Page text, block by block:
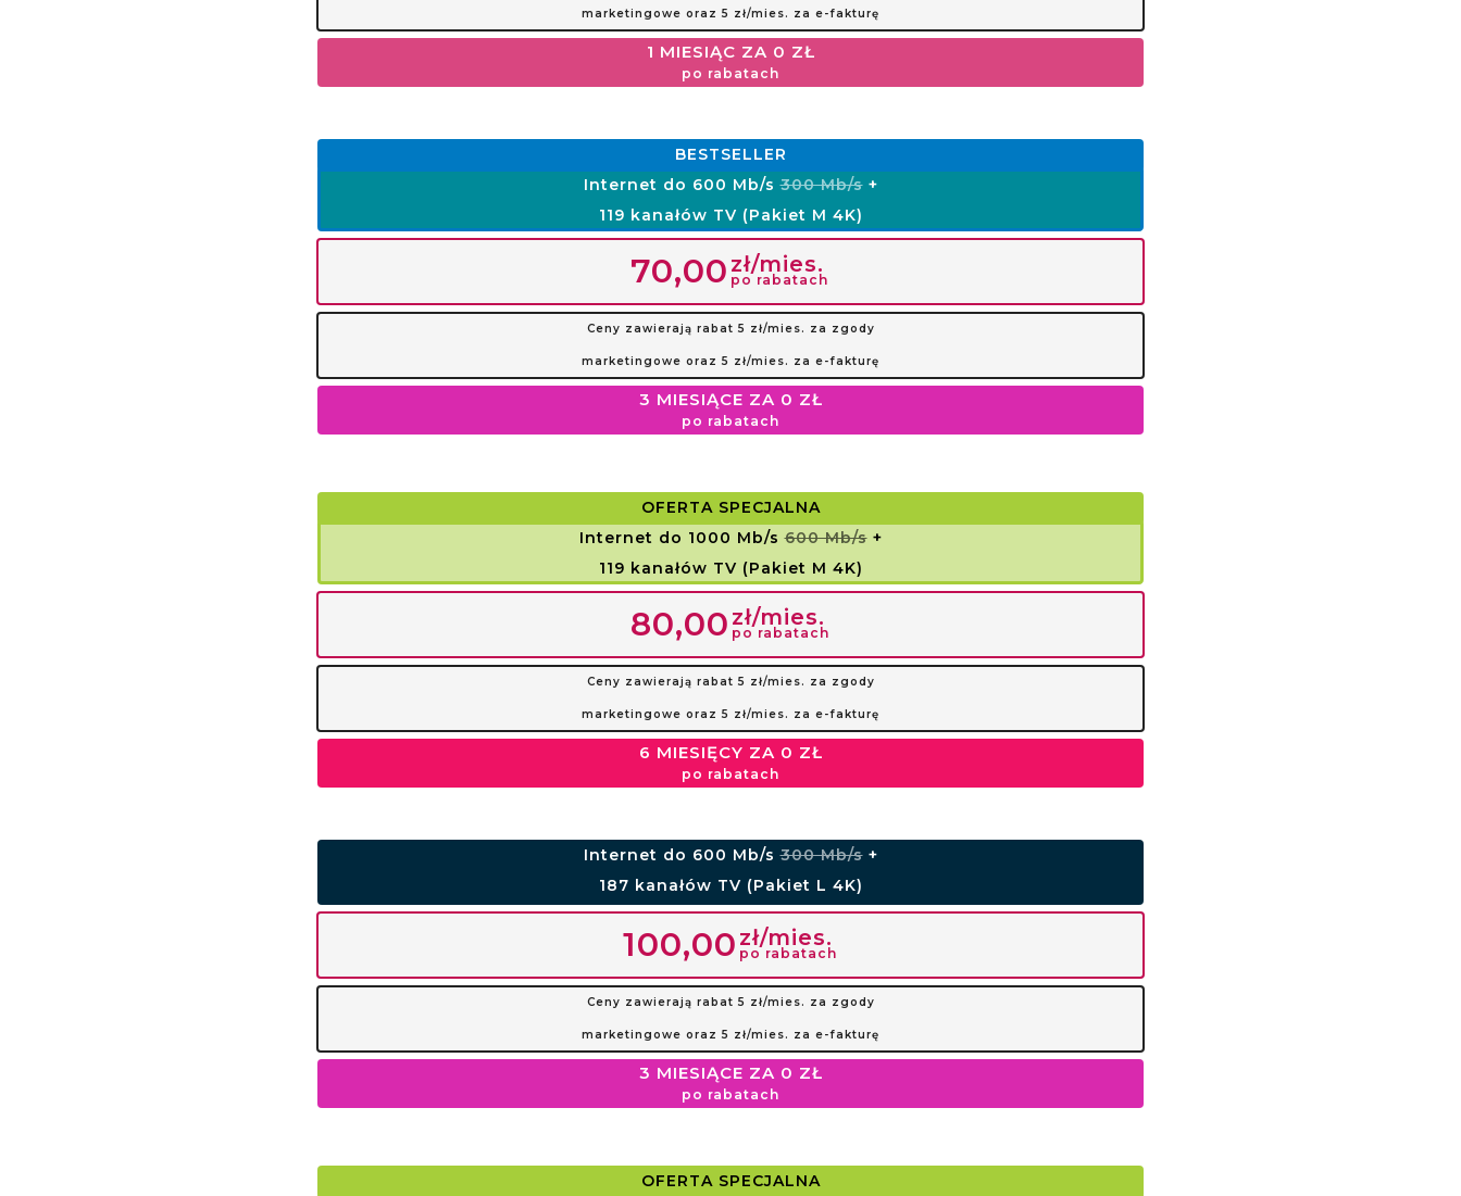
marketingowe oraz 5 zł/mies. za e-fakturę
1 MIESIĄC ZA 0 ZŁ
po rabatach
BESTSELLER
Internet do 600 Mb/s300 Mb/s+
119 kanałów TV (Pakiet M 4K)
70,00 zł/mies.
po rabatach
Ceny zawierają rabat 5 zł/mies. za zgody
marketingowe oraz 5 zł/mies. za e-fakturę
3 MIESIĄCE ZA 0 ZŁ
po rabatach
OFERTA SPECJALNA
Internet do 1000 Mb/s600 Mb/s+
119 kanałów TV (Pakiet M 4K)
80,00 zł/mies.
po rabatach
Ceny zawierają rabat 5 zł/mies. za zgody
marketingowe oraz 5 zł/mies. za e-fakturę
6 MIESIĘCY ZA 0 ZŁ
po rabatach
Internet do 600 Mb/s300 Mb/s+
187 kanałów TV (Pakiet L 4K)
100,00 zł/mies.
po rabatach
Ceny zawierają rabat 5 zł/mies. za zgody
marketingowe oraz 5 zł/mies. za e-fakturę
3 MIESIĄCE ZA 0 ZŁ
po rabatach
OFERTA SPECJALNA